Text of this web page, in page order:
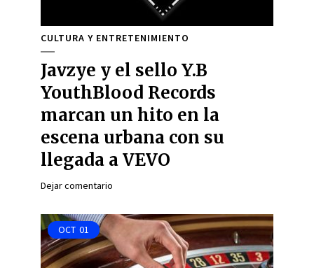
CULTURA Y ENTRETENIMIENTO
Javzye y el sello Y.B
YouthBlood Records
marcan un hito en la
escena urbana con su
llegada a VEVO
Dejar comentario
OCT 01